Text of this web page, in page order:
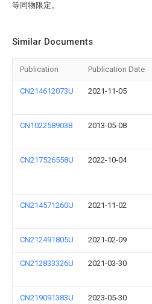
等同物限定。
Similar Documents
Publication Publication Date
CN214612073U 2021-11-05
CN102258903B 2013-05-08
CN217526558U 2022-10-04
CN214571260U 2021-11-02
CN212491805U 2021-02-09
CN212833326U 2021-03-30
CN219091383U 2023-05-30